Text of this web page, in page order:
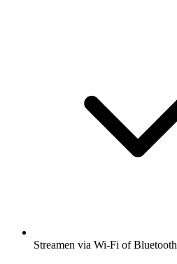
Streamen via Wi-Fi of Bluetooth